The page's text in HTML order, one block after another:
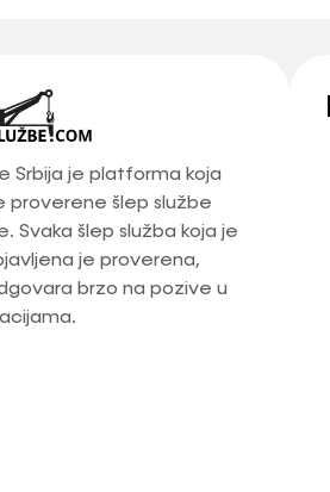
Srbija je platforma koja
proverene šlep službe
Svaka šlep služba koja je
je proverena,
brzo na pozive u